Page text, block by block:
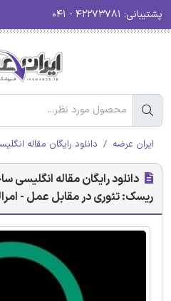
پشتیبانی:
ایران عرضه دانلود رایگان مقاله
دانلود رایگان مقاله انگلیسی
ریسک: تئوری در مقابل عمل - امرالد